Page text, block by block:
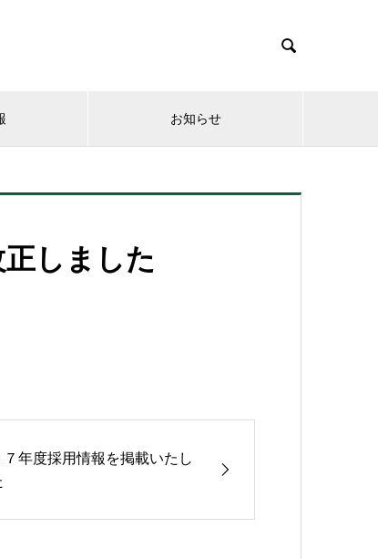

お知らせ
しました
７年度採用情報を掲載いたし